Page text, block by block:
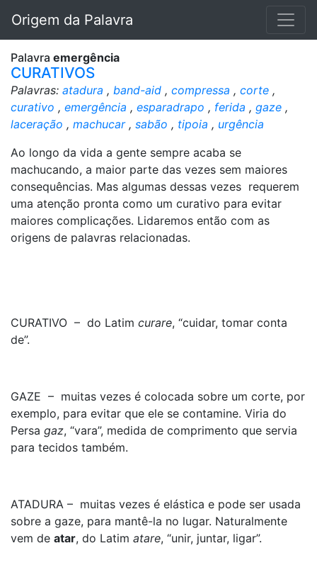
Origem da Palavra
Palavra emergência
CURATIVOS
Palavras: atadura , band-aid , compressa , corte ,
curativo , emergência , esparadrapo , ferida , gaze ,
laceração , machucar, sabão , tipoia , urgência
Ao longo da vida a gente sempre acaba se
machucando, a maior parte das vezes sem maiores
consequências. Mas algumas dessas vezes requerem
uma atenção pronta como um curativo para evitar
maiores complicações. Lidaremos então com as
origens de palavras relacionadas.
CURATIVO – do Latim curare, “cuidar, tomar conta
de”.
GAZE – muitas vezes é colocada sobre um corte, por
exemplo, para evitar que ele se contamine. Viria do
Persa gaz, “vara”, medida de comprimento que servia
para tecidos também.
ATADURA – muitas vezes é elástica e pode ser usada
sobre a gaze, para mantê-la no lugar. Naturalmente
vem de atar, do Latim atare, “unir, juntar, ligar”.